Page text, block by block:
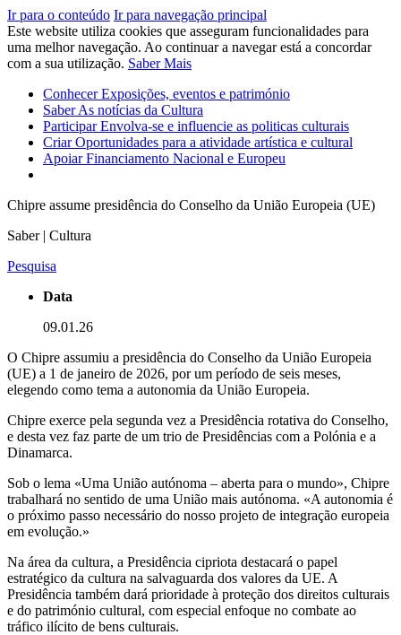
Ir para o conteúdo Ir para navegação principal
Este website utiliza cookies que asseguram funcionalidades para
uma melhor navegação. Ao continuar a navegar está a concordar
com a sua utilização. Saber Mais
ConhecerExposições, eventos e património
SaberAs notícias da Cultura
ParticiparEnvolva-se e influencie as politicas culturais
CriarOportunidades para a atividade artística e cultural
ApoiarFinanciamento Nacional e Europeu
Chipre assume presidência do Conselho da União Europeia (UE)
Saber | Cultura
Pesquisa
Data
09.01.26
O Chipre assumiu a presidência do Conselho da União Europeia
(UE) a 1 de janeiro de 2026, por um período de seis meses,
elegendo como tema a autonomia da União Europeia.
Chipre exerce pela segunda vez a Presidência rotativa do Conselho,
e desta vez faz parte de um trio de Presidências com a Polónia e a
Dinamarca.
Sob o lema «Uma União autónoma – aberta para o mundo», Chipre
trabalhará no sentido de uma União mais autónoma. «A autonomia é
o próximo passo necessário do nosso projeto de integração europeia
em evolução.»
Na área da cultura, a Presidência cipriota destacará o papel
estratégico da cultura na salvaguarda dos valores da UE. A
Presidência também dará prioridade à proteção dos direitos culturais
e do património cultural, com especial enfoque no combate ao
tráfico ilícito de bens culturais.